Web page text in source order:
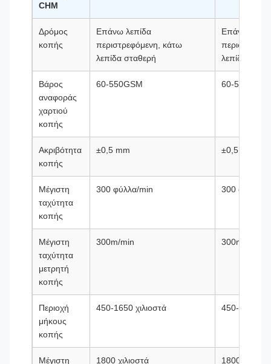
CHM
Δρόμος
κοπής
Επάνω λεπίδα
περιστρεφόμενη, κάτω
λεπίδα σταθερή
Επάνω
λεπίδα
Βάρος
αναφοράς
χαρτιού
κοπής
60-550GSM 60-550GSM
Ακριβότητα
κοπής
±0,5 mm ±0,5 mm
Μέγιστη
ταχύτητα
κοπής
300 φύλλα/min 300 φύλλα/
Μέγιστη
ταχύτητα
μετρητή
κοπής
300m/min 300m/min
Περιοχή
μήκους
κοπής
450-1650 χιλιοστά 450-1650
Μέγιστη 1800 χιλιοστά 1800